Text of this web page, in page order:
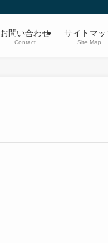
お問い合わせ
Contact
サイトマッ
Site Map